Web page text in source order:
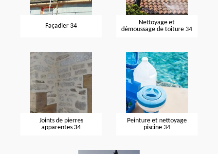
Façadier 34
Nettoyage et
démoussage de toiture 34
Joints de pierres
apparentes 34
Peinture et nettoyage
piscine 34